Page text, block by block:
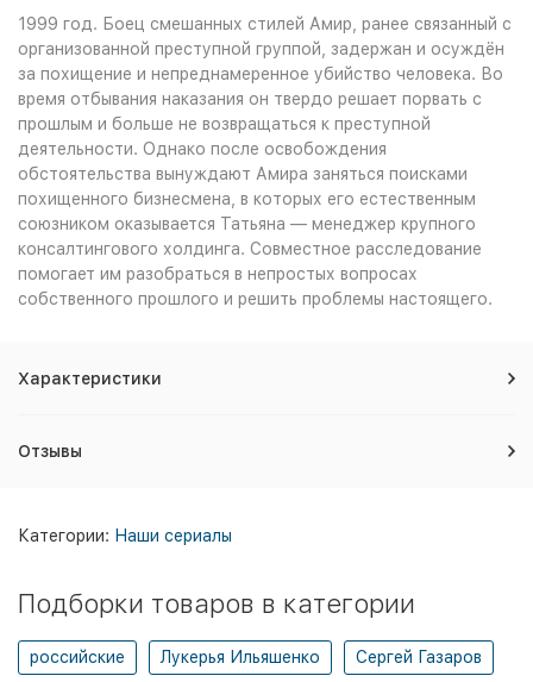
1999 год. Боец смешанных стилей Амир, ранее связанный с
организованной преступной группой, задержан и осуждён
за похищение и непреднамеренное убийство человека. Во
время отбывания наказания он твердо решает порвать с
прошлым и больше не возвращаться к преступной
деятельности. Однако после освобождения
обстоятельства вынуждают Амира заняться поисками
похищенного бизнесмена, в которых его естественным
союзником оказывается Татьяна — менеджер крупного
консалтингового холдинга. Совместное расследование
помогает им разобраться в непростых вопросах
собственного прошлого и решить проблемы настоящего.
Характеристики
Отзывы
Категории: Наши сериалы
Подборки товаров в категории
российские Лукерья Ильяшенко Сергей Газаров